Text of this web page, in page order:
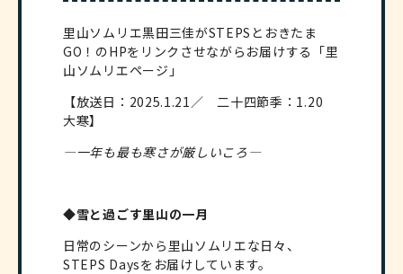
里山ソムリエ黒田三佳がSTEPSとおきたま
GO！のHPをリンクさせながらお届けする「里
山ソムリエページ」
【放送日：2025.1.21／ 二十四節季：1.20
大寒】
―一年も最も寒さが厳しいころ―
◆雪と過ごす里山の一月
日常のシーンから里山ソムリエな日々、
STEPS Daysをお届けしています。